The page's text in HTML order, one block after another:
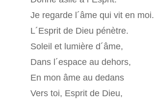
Je regarde l´âme qui vit en moi.
L´Esprit de Dieu pénètre.
Soleil et lumière d´âme,
Dans l´espace au dehors,
En mon âme au dedans
Vers toi, Esprit de Dieu,